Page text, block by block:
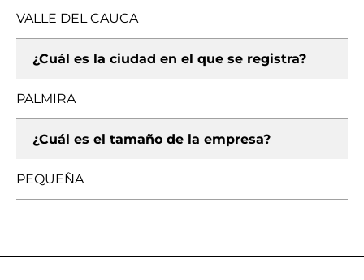
VALLE DEL CAUCA
¿Cuál es la ciudad en el que se registra?
PALMIRA
¿Cuál es el tamaño de la empresa?
PEQUEÑA